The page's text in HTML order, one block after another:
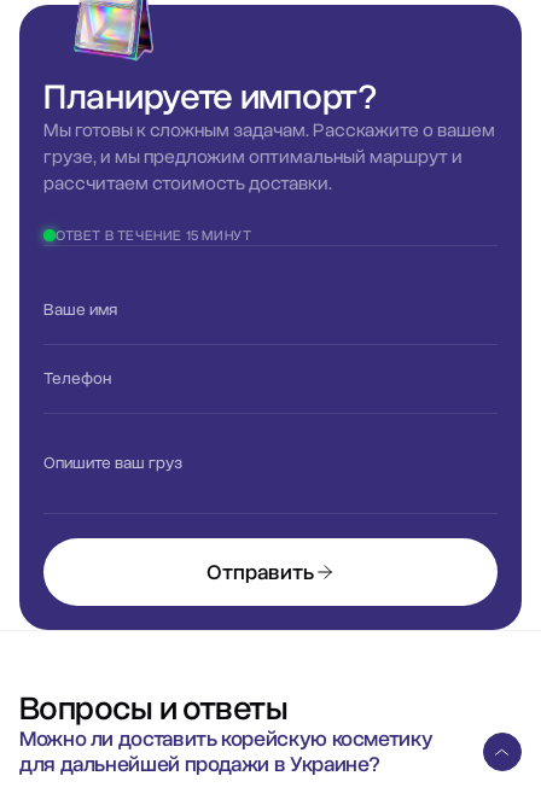
оформление, страхование, внутренняя доставка по
Украине.
Планируетеимпорт?
Мы готовы к сложным задачам. Расскажите о вашем
грузе, и мы предложим оптимальный маршрут и
рассчитаем стоимость доставки.
ОТВЕТ В ТЕЧЕНИЕ 15 МИНУТ
Ваше имя
Телефон
Опишите ваш груз
Отправить
Вопросы и ответы
Можно ли доставить корейскую косметику
для дальнейшей продажи в Украине?